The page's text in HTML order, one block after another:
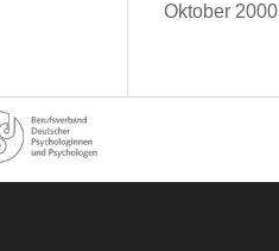
Oktober 2000